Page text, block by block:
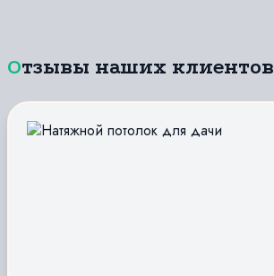
Отзывы наших клиентов